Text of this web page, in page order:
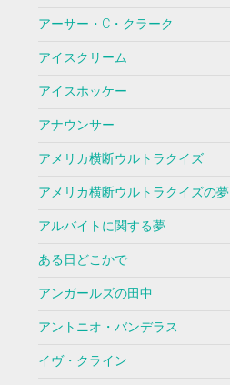
アーサー・C・クラーク
アイスクリーム
アイスホッケー
アナウンサー
アメリカ横断ウルトラクイズ
アメリカ横断ウルトラクイズの夢
アルバイトに関する夢
ある日どこかで
アンガールズの田中
アントニオ・バンデラス
イヴ・クライン